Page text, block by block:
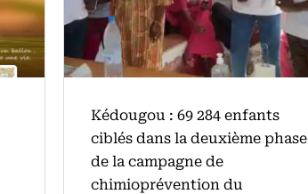
Kédougou : 69 284 enfants
ciblés dans la deuxième phase
de la campagne de
chimioprévention du